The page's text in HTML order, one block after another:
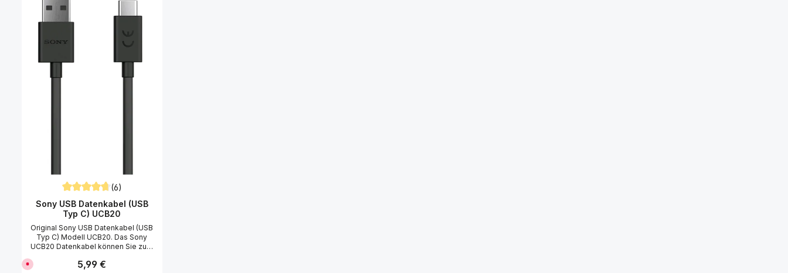
Durchschnittliche Bewertung von 4.75 von 5 Sternen
(6)
Sony USB Datenkabel (USB
Typ C) UCB20
Original Sony USB Datenkabel (USB
Typ C) Modell UCB20. Das Sony
UCB20 Datenkabel können Sie zum
Ihres Sony Xperia Smartphones
Regulärer Preis:
D
e
5,99 €